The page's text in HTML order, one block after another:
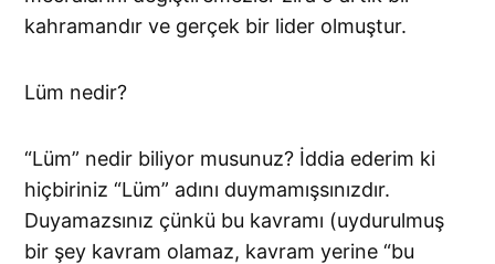
kahramandır ve gerçek bir lider olmuştur.
Lüm nedir?
“Lüm” nedir biliyor musunuz? İddia ederim ki
hiçbiriniz “Lüm” adını duymamışsınızdır.
Duyamazsınız çünkü bu kavramı (uydurulmuş
bir şey kavram olamaz, kavram yerine “bu